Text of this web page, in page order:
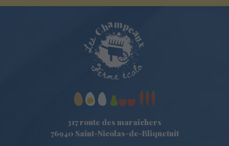
317 route des maraîchers
76940 Saint-Nicolas-de-Bliquetuit